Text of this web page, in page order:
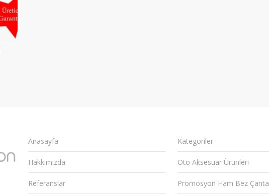
Anasayfa
Hakkımızda
Referanslar
Kategoriler
Oto Aksesuar Ürünleri
Promosyon Ham Bez Çanta